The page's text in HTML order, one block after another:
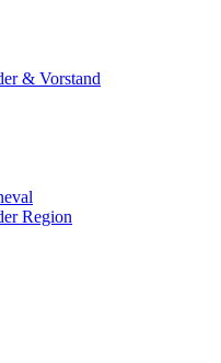
& Vorstand
Region